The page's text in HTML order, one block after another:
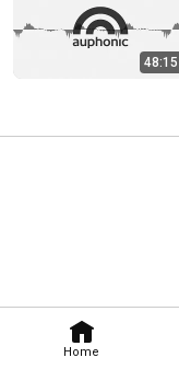
Home
48:15